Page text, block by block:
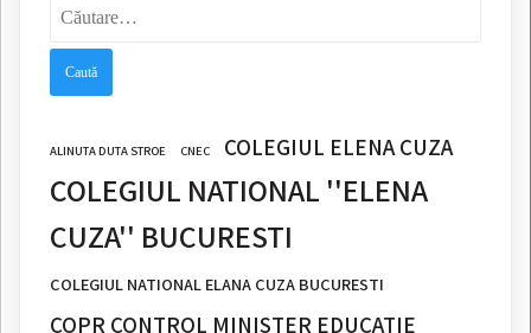
ALINUTA DUTA STROE CNEC COLEGIUL ELENA CUZA
COLEGIUL NATIONAL ''ELENA
CUZA'' BUCURESTI
COLEGIUL NATIONAL ELANA CUZA BUCURESTI
COPR CONTROL MINISTER EDUCATIE